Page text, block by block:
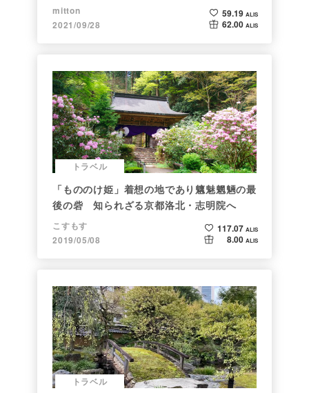
mitton
2021/09/28
59.19 ALIS
62.00 ALIS
トラベル
「もののけ姫」着想の地であり魑魅魍魎の最
後の砦 知られざる京都洛北・志明院へ
こすもす
2019/05/08
117.07 ALIS
8.00 ALIS
トラベル